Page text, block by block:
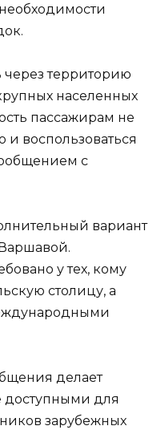
территорию
населенных
пассажирам не
и воспользоваться
с
вариант
у тех, кому
столицу, а
делает
доступными для
зарубежных